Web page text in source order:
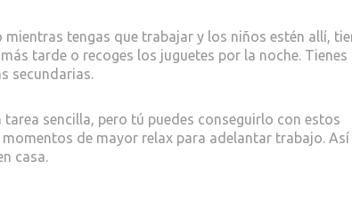
tengas que trabajar y los niños estén allí,
tarde o recoges los juguetes por la noche. Tienes
secundarias.
tarea sencilla, pero tú puedes conseguirlo con estos
de mayor relax para adelantar trabajo. Así
casa.